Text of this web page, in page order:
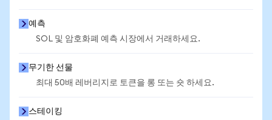
예측
SOL 및 암호화폐 예측 시장에서 거래하세요.
무기한 선물
최대 50배 레버리지로 토큰을 롱 또는 숏 하세요.
스테이킹